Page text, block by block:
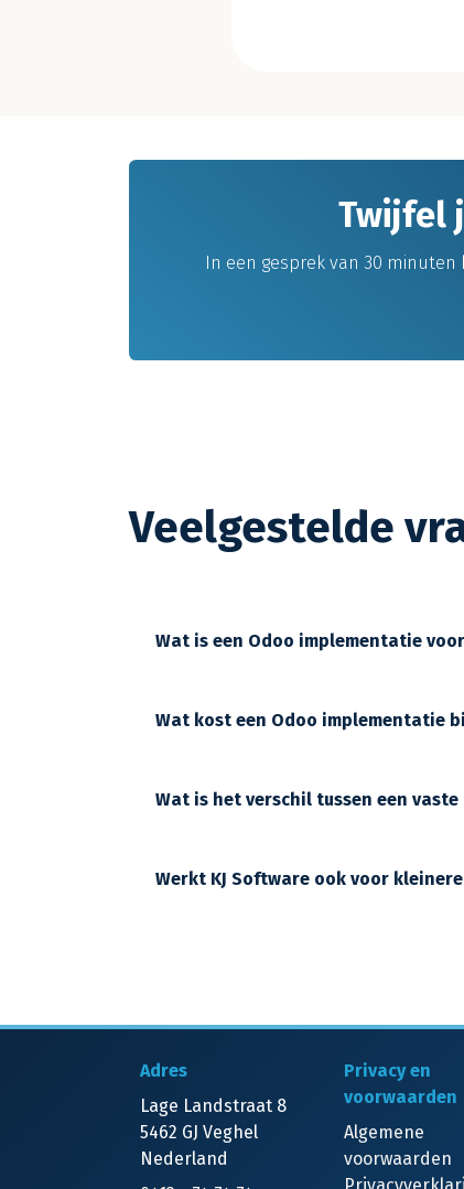
Twijfel
In een gesprek van 30
Veelgestelde
Wat is een Odoo implementatie
Wat kost een Odoo implementatie
Wat is het verschil tussen een
Werkt KJ Software ook voor
Adres
Lage Landstraat 8
5462 GJ Veghel
Nederland
Privacy en
voorwaarden
Algemene
voorwaarden